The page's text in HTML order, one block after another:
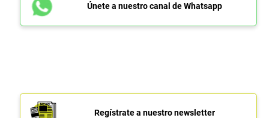
Únete a nuestro canal de Whatsapp
Regístrate a nuestro newsletter